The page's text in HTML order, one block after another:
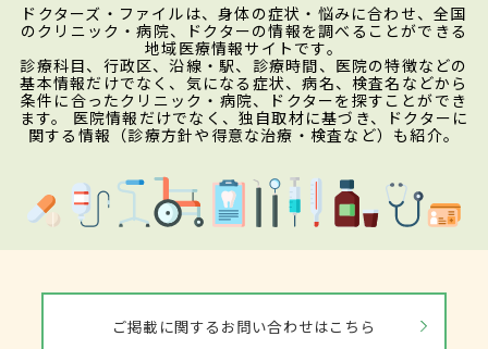
ドクターズ・ファイルは、身体の症状・悩みに合わせ、全国
のクリニック・病院、ドクターの情報を調べることができる
地域医療情報サイトです。
診療科目、行政区、沿線・駅、診療時間、医院の特徴などの
基本情報だけでなく、気になる症状、病名、検査名などから
条件に合ったクリニック・病院、ドクターを探すことができ
ます。 医院情報だけでなく、独自取材に基づき、ドクターに
関する情報（診療方針や得意な治療・検査など）も紹介。
ご掲載に関するお問い合わせはこちら